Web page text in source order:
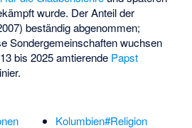
wurde. Der Anteil der
beständig abgenommen;
Sondergemeinschaften wuchsen
bis 2025 amtierende Papst
Kolumbien#Religion